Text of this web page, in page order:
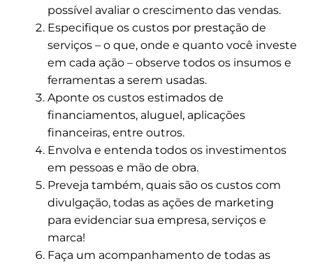
possível avaliar o crescimento das vendas.
Especifique os custos por prestação de
serviços – o que, onde e quanto você investe
em cada ação – observe todos os insumos e
ferramentas a serem usadas.
Aponte os custos estimados de
financiamentos, aluguel, aplicações
financeiras, entre outros.
Envolva e entenda todos os investimentos
em pessoas e mão de obra.
Preveja também, quais são os custos com
divulgação, todas as ações de marketing
para evidenciar sua empresa, serviços e
marca!
Faça um acompanhamento de todas as